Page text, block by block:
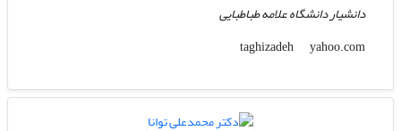
دانشیار دانشگاه علامه طباطبایی
taghizadeh
yahoo.com